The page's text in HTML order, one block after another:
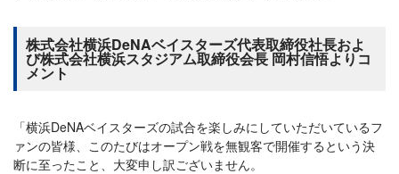
株式会社横浜DeNAベイスターズ代表取締役社長およ
び株式会社横浜スタジアム取締役会長 岡村信悟よりコ
メント
「横浜DeNAベイスターズの試合を楽しみにしていただいているフ
ァンの皆様、このたびはオープン戦を無観客で開催するという決
断に至ったこと、大変申し訳ございません。